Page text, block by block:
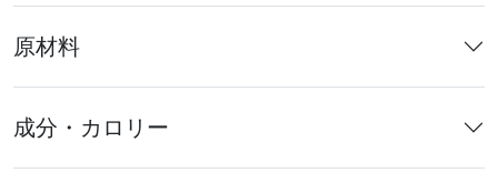
原材料
成分・カロリー